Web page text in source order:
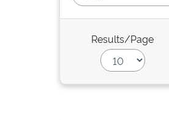
Results/Page